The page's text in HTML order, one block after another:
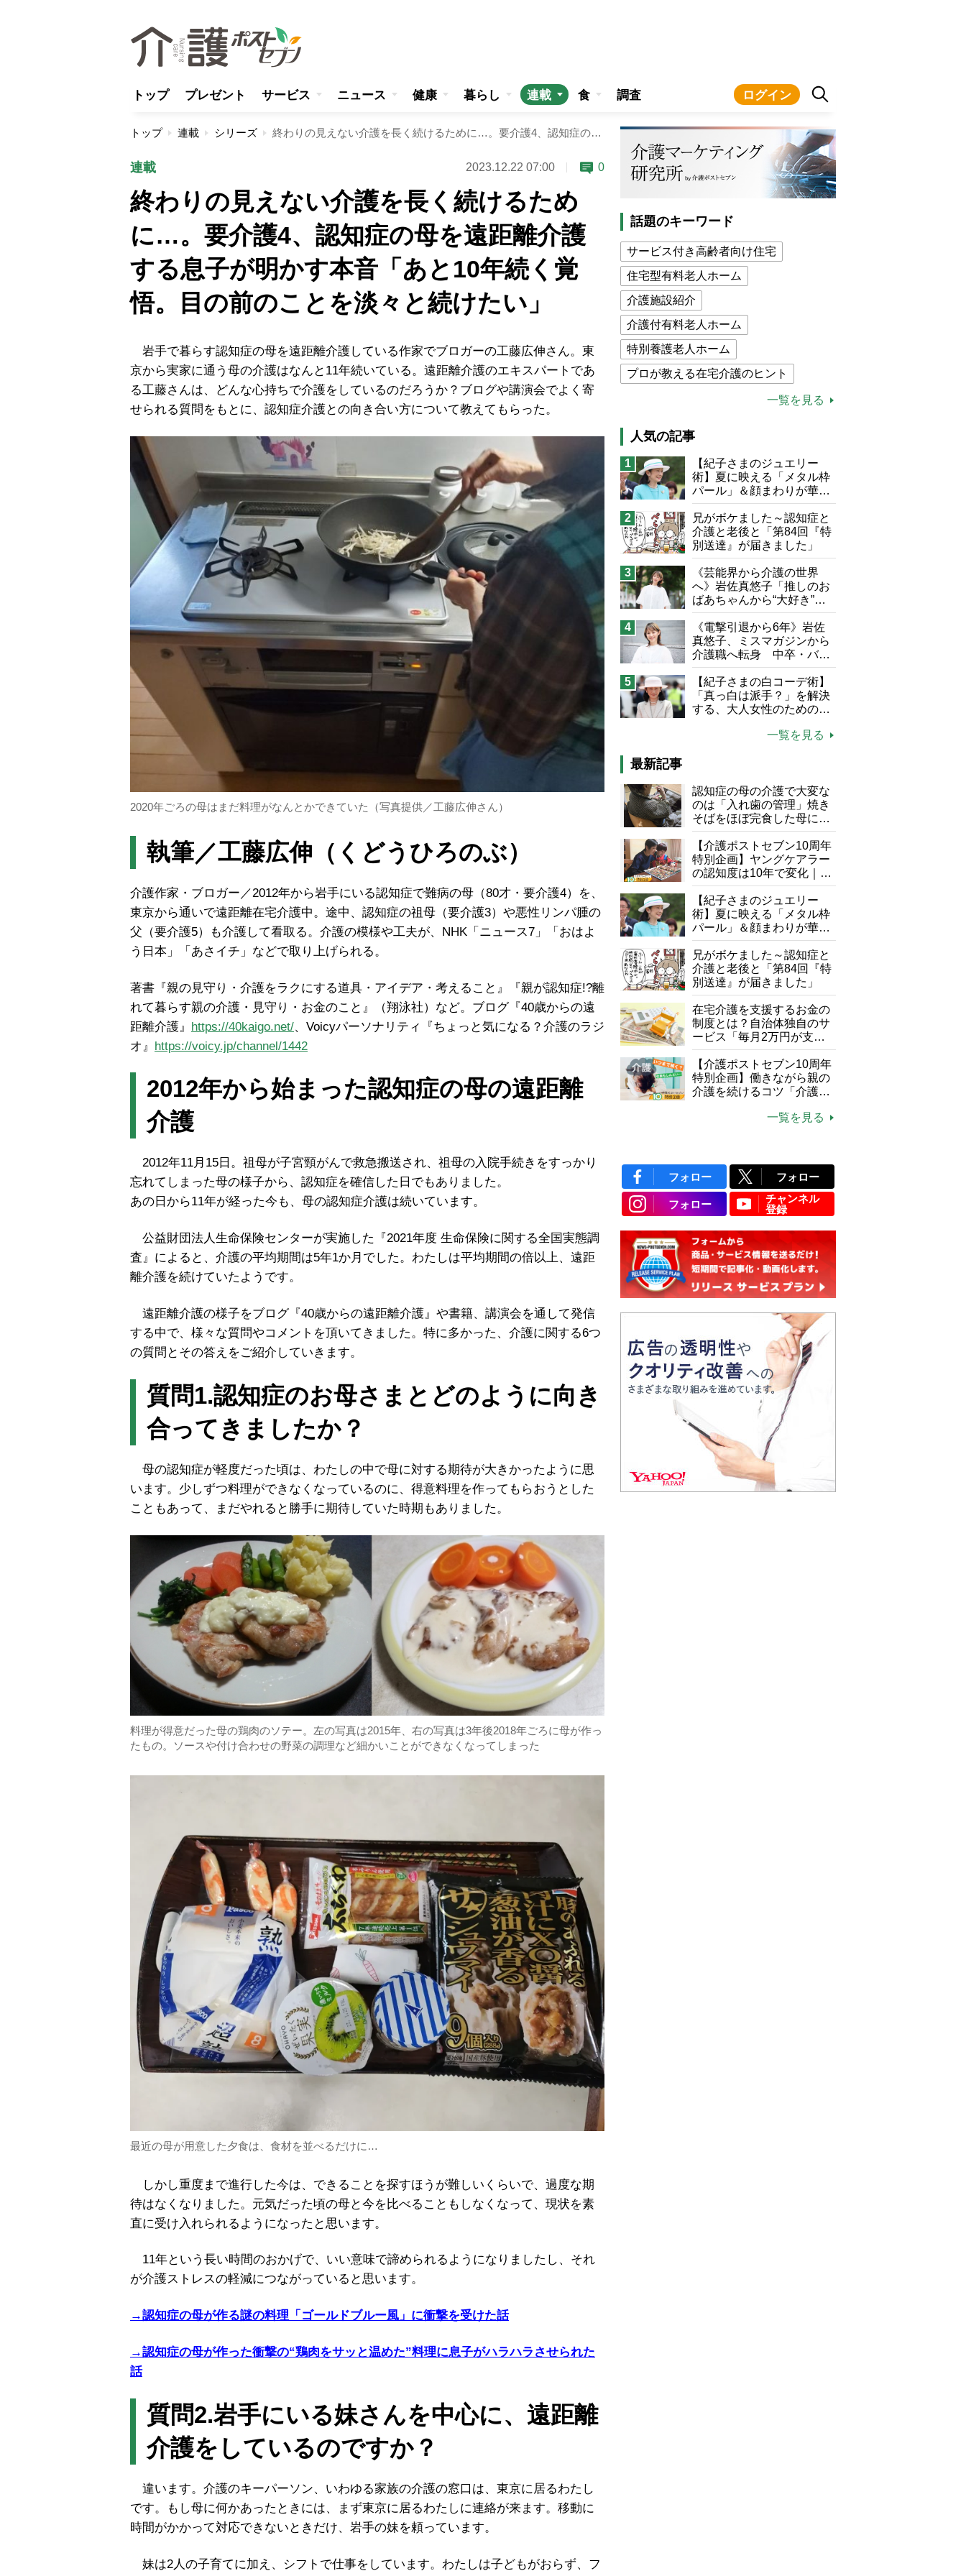
トップ プレゼント サービス ニュース 健康 暮らし 連載 食 調査 ログイン
トップ 連載 シリーズ 終わりの見えない介護を長く続けるために…。要介護4、認知症の母を遠距離介護する息子が明かす本音「あと10年続く覚悟。目の前のことを淡々と続けたい」
連載 2023.12.22 07:00 0
終わりの見えない介護を長く続けるため
に…。要介護4、認知症の母を遠距離介護
する息子が明かす本音「あと10年続く覚
悟。目の前のことを淡々と続けたい」
岩手で暮らす認知症の母を遠距離介護している作家でブロガーの工藤広伸さん。東
京から実家に通う母の介護はなんと11年続いている。遠距離介護のエキスパートであ
る工藤さんは、どんな心持ちで介護をしているのだろうか？ブログや講演会でよく寄
せられる質問をもとに、認知症介護との向き合い方について教えてもらった。
2020年ごろの母はまだ料理がなんとかできていた（写真提供／工藤広伸さん）
執筆／工藤広伸（くどうひろのぶ）
介護作家・ブロガー／2012年から岩手にいる認知症で難病の母（80才・要介護4）を、
東京から通いで遠距離在宅介護中。途中、認知症の祖母（要介護3）や悪性リンパ腫の
父（要介護5）も介護して看取る。介護の模様や工夫が、NHK「ニュース7」「おはよ
う日本」「あさイチ」などで取り上げられる。
著書『親の見守り・介護をラクにする道具・アイデア・考えること』『親が認知症!?離
れて暮らす親の介護・見守り・お金のこと』（翔泳社）など。ブログ『40歳からの遠
距離介護』 https://40kaigo.net/、Voicyパーソナリティ『ちょっと気になる？介護のラジ
オ』 https://voicy.jp/channel/1442
2012年から始まった認知症の母の遠距離
介護
2012年11月15日。祖母が子宮頸がんで救急搬送され、祖母の入院手続きをすっかり
忘れてしまった母の様子から、認知症を確信した日でもありました。
あの日から11年が経った今も、母の認知症介護は続いています。
公益財団法人生命保険センターが実施した『2021年度 生命保険に関する全国実態調
査』によると、介護の平均期間は5年1か月でした。わたしは平均期間の倍以上、遠距
離介護を続けていたようです。
遠距離介護の様子をブログ『40歳からの遠距離介護』や書籍、講演会を通して発信
する中で、様々な質問やコメントを頂いてきました。特に多かった、介護に関する6つ
の質問とその答えをご紹介していきます。
質問1.認知症のお母さまとどのように向き
合ってきましたか？
母の認知症が軽度だった頃は、わたしの中で母に対する期待が大きかったように思
います。少しずつ料理ができなくなっているのに、得意料理を作ってもらおうとした
こともあって、まだやれると勝手に期待していた時期もありました。
料理が得意だった母の鶏肉のソテー。左の写真は2015年、右の写真は3年後2018年ごろに母が作っ
たもの。ソースや付け合わせの野菜の調理など細かいことができなくなってしまった
最近の母が用意した夕食は、食材を並べるだけに…
しかし重度まで進行した今は、できることを探すほうが難しいくらいで、過度な期
待はなくなりました。元気だった頃の母と今を比べることもしなくなって、現状を素
直に受け入れられるようになったと思います。
11年という長い時間のおかげで、いい意味で諦められるようになりましたし、それ
が介護ストレスの軽減につながっていると思います。
→認知症の母が作る謎の料理「ゴールドブルー風」に衝撃を受けた話
→認知症の母が作った衝撃の“鶏肉をサッと温めた”料理に息子がハラハラさせられた
話
質問2.岩手にいる妹さんを中心に、遠距離
介護をしているのですか？
違います。介護のキーパーソン、いわゆる家族の介護の窓口は、東京に居るわたし
です。もし母に何かあったときには、まず東京に居るわたしに連絡が来ます。移動に
時間がかかって対応できないときだけ、岩手の妹を頼っています。
妹は2人の子育てに加え、シフトで仕事をしています。わたしは子どもがおらず、フ
話題のキーワード
サービス付き高齢者向け住宅
住宅型有料老人ホーム
介護施設紹介
介護付有料老人ホーム
特別養護老人ホーム
プロが教える在宅介護のヒント
介護食
猫が母になつきません
息子の遠距離介護サバイバル術
兄がボケました
便利なサービス
予防法
一覧を見る
人気の記事
1
【紀子さまのジュエリー
術】夏に映える「メタル枠
パール」＆顔まわりが華や
ぐ「揺れる一粒」の使い分
け方
2
兄がボケました～認知症と
介護と老後と「第84回『特
別送達』が届きました」
3
《芸能界から介護の世界
へ》岩佐真悠子「推しのお
ばあちゃんから“大好き”を
もらえる」理不尽さも吹き
飛ぶ“やりがい”、介護の現
場は「愛おしい」
4
《電撃引退から6年》岩佐
真悠子、ミスマガジンから
介護職へ転身 中卒・バイ
ト経験ゼロの彼女が見つけ
た“居場所”「社会の役に立
ちながら自分らしくいられ
る」
5
【紀子さまの白コーデ術】
「真っ白は派手？」を解決
する、大人女性のための上
一覧を見る
最新記事
認知症の母の介護で大変な
のは「入れ歯の管理」焼き
そばをほぼ完食した母に息
子が血の気が引いた理由
【介護ポストセブン10周年
特別企画】ヤングケアラー
の認知度は10年で変化｜流
行語大賞にノミネート、法
律にも明記されたが果たし
て現在は？
【紀子さまのジュエリー
術】夏に映える「メタル枠
パール」＆顔まわりが華や
ぐ「揺れる一粒」の使い分
け方
兄がボケました～認知症と
介護と老後と「第84回『特
別送達』が届きました」
在宅介護を支援するお金の
制度とは？自治体独自のサ
ービス「毎月2万円が支給
される」ケースも【FP解
説】
【介護ポストセブン10周年
特別企画】働きながら親の
介護を続けるコツ「介護は
のフェーズに分けて考えて
一覧を見る
フォロー フォロー
フォロー
チャンネル
登録